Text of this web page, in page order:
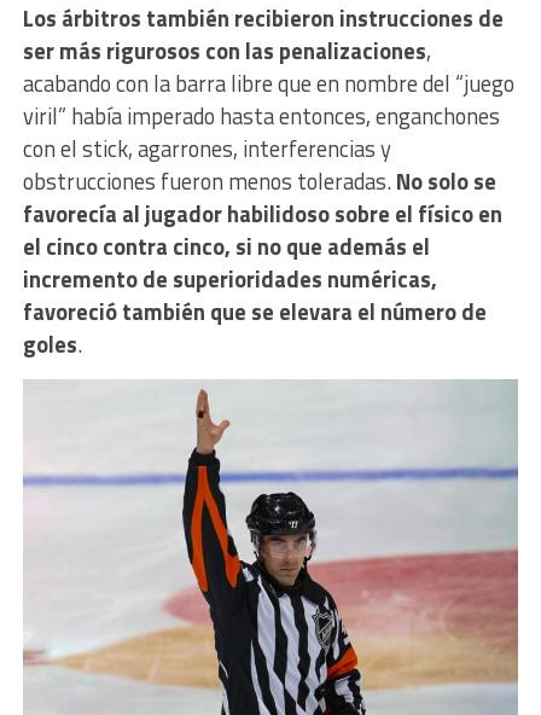
Los árbitros también recibieron instrucciones de
ser más rigurosos con las penalizaciones,
acabando con la barra libre que en nombre del “juego
viril” había imperado hasta entonces, enganchones
con el stick, agarrones, interferencias y
obstrucciones fueron menos toleradas.No solo se
favorecía al jugador habilidoso sobre el físico en
el cinco contra cinco, si no que además el
incremento de superioridades numéricas,
favoreció también que se elevara el número de
goles.